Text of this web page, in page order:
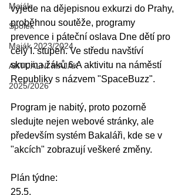
Maják
Spolek
Maják 2023/2024
AKTUÁLNÍ MAJÁK
2025/2026
vyjede na dějepisnou exkurzi do Prahy,
proběhnou soutěže, programy
prevence i páteční oslava Dne dětí pro
celý I. stupeň. Ve středu navštíví
skupina žáků 6.A aktivitu na náměstí
Republiky s názvem "SpaceBuzz".
Program je nabitý, proto pozorně
sledujte nejen webové stránky, ale
především systém Bakaláři, kde se v
"akcích" zobrazují veškeré změny.
Plán týdne:
25.5.